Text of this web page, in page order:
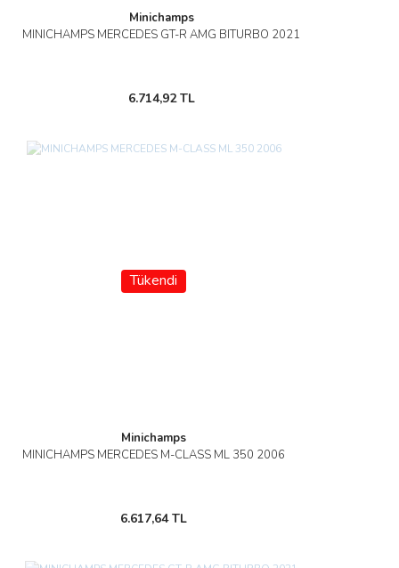
Minichamps
MINICHAMPS MERCEDES GT-R AMG BITURBO 2021
6.714,92 TL
Tükendi
Minichamps
MINICHAMPS MERCEDES M-CLASS ML 350 2006
6.617,64 TL